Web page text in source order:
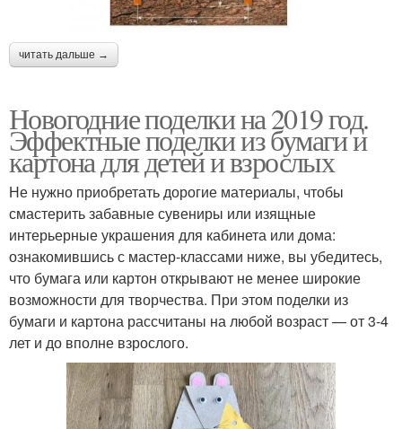
читать дальше →
Новогодние поделки на 2019 год.
Эффектные поделки из бумаги и
картона для детей и взрослых
Не нужно приобретать дорогие материалы, чтобы
смастерить забавные сувениры или изящные
интерьерные украшения для кабинета или дома:
ознакомившись с мастер-классами ниже, вы убедитесь,
что бумага или картон открывают не менее широкие
возможности для творчества. При этом поделки из
бумаги и картона рассчитаны на любой возраст — от 3-4
лет и до вполне взрослого.